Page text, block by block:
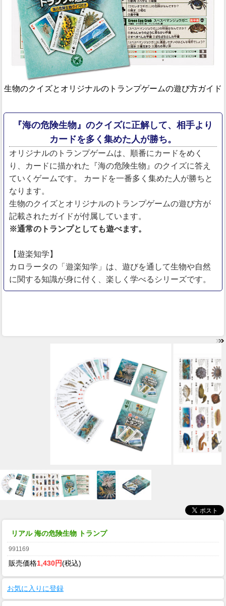
生物のクイズとオリジナルのトランプゲームの遊び方ガイド
『海の危険生物』のクイズに正解して、相手より
カードを多く集めた人が勝ち。
オリジナルのトランプゲームは、順番にカードをめく
り、カードに描かれた『海の危険生物』のクイズに答え
ていくゲームです。 カードを一番多く集めた人が勝ちと
なります。
生物のクイズとオリジナルのトランプゲームの遊び方が
記載されたガイドが付属しています。
※通常のトランプとしても遊べます。
【遊楽知学】
カロラータの「遊楽知学」は、遊びを通して生物や自然
に関する知識が身に付く、楽しく学べるシリーズです。
リアル 海の危険生物 トランプ
991169
販売価格1,430円(税込)
お気に入りに登録